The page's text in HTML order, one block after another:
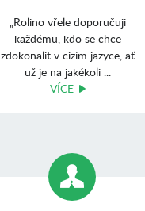
„Rolino vřele doporučuji
každému, kdo se chce
zdokonalit v cizím jazyce, ať
už je na jakékoli ...
VÍCE